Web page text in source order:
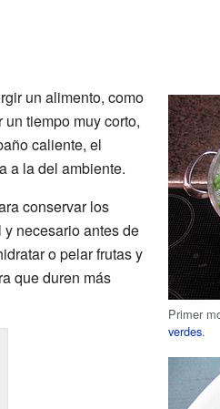
Primer
verdes.
un alimento, como
tiempo muy corto,
caliente, el
a la del ambiente.
conservar los
necesario antes de
o pelar frutas y
que duren más